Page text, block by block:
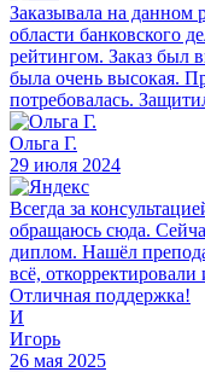
Заказывала на данном
области банковского
рейтингом. Заказ был
была очень высокая.
потребовалась.
Ольга Г.
29 июля 2024
Всегда за
обращаюсь сюда.
диплом. Нашёл
всё,
Отличная поддержка!
И
Игорь
26 мая 2025